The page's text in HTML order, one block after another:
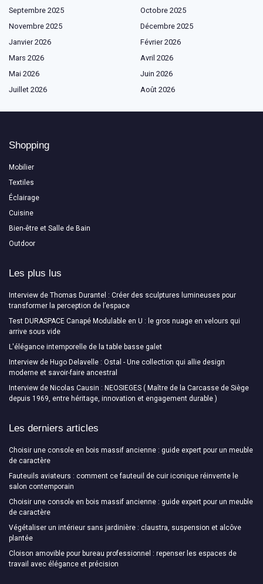
Septembre 2025
Octobre 2025
Novembre 2025
Décembre 2025
Janvier 2026
Février 2026
Mars 2026
Avril 2026
Mai 2026
Juin 2026
Juillet 2026
Août 2026
Shopping
Mobilier
Textiles
Éclairage
Cuisine
Bien-être et Salle de Bain
Outdoor
Les plus lus
Interview de Thomas Durantel : Créer des sculptures lumineuses pour
transformer la perception de l’espace
Test DURASPACE Canapé Modulable en U : le gros nuage en velours qui
arrive sous vide
L'élégance intemporelle de la table basse galet
Interview de Hugo Delavelle : Ostal - Une collection qui allie design
moderne et savoir-faire ancestral
Interview de Nicolas Causin : NEOSIEGES ( Maître de la Carcasse de Siège
depuis 1969, entre héritage, innovation et engagement durable )
Les derniers articles
Choisir une console en bois massif ancienne : guide expert pour un meuble
de caractère
Fauteuils aviateurs : comment ce fauteuil de cuir iconique réinvente le
salon contemporain
Choisir une console en bois massif ancienne : guide expert pour un meuble
de caractère
Végétaliser un intérieur sans jardinière : claustra, suspension et alcôve
plantée
Cloison amovible pour bureau professionnel : repenser les espaces de
travail avec élégance et précision